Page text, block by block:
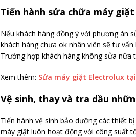
Tiến hành sửa chữa máy
Nếu khách hàng đồng ý với phương án
khách hàng chưa ok nhân viên sẽ tư
Trường hợp khách hàng không sửa nữa
Xem thêm: Sửa máy giặt Electrolux
Vệ sinh, thay và tra dầu
Tiến hành vệ sinh bảo dưỡng các thiết
máy giặt luôn hoạt động với công suất